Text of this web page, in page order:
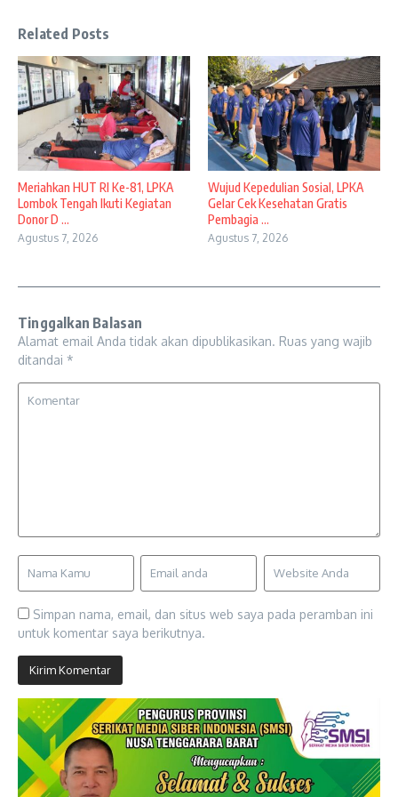
Related Posts
Meriahkan HUT RI Ke-81, LPKA
Lombok Tengah Ikuti Kegiatan
Donor D ...
Agustus 7, 2026
Wujud Kepedulian Sosial, LPKA
Gelar Cek Kesehatan Gratis
Pembagia ...
Agustus 7, 2026
Tinggalkan Balasan
Alamat email Anda tidak akan dipublikasikan. Ruas yang wajib
ditandai *
Simpan nama, email, dan situs web saya pada peramban ini
untuk komentar saya berikutnya.